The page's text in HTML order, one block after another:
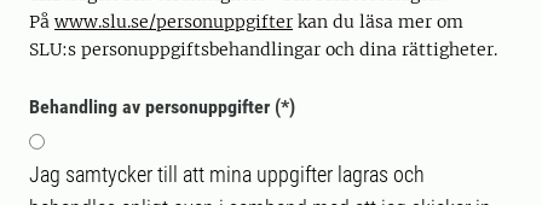
På www.slu.se/personuppgifter kan du läsa mer om
SLU:s personuppgiftsbehandlingar och dina rättigheter.
Behandling av personuppgifter
Jag samtycker till att mina uppgifter lagras och